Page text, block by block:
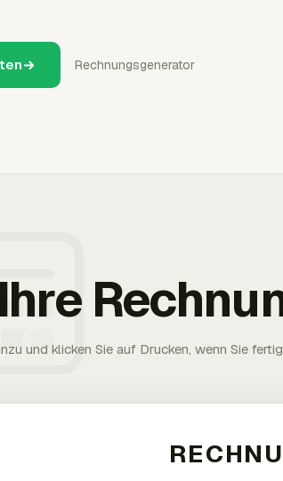
Rechnungsgenerator
und klicken Sie auf Drucken, wenn Sie